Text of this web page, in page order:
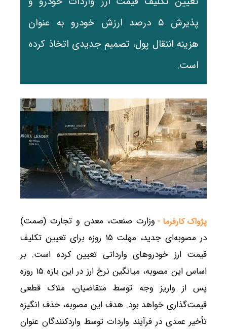
پذیرش ۵ درصد ارزش خودرو به عنوان
هزینه انتقال پول، تصمیم جدیدی اتخاذ کرده
است.
پژواک کارفرما - وزارت صنعت، معدن و تجارت (صمت)
در مصوبه‌ای جدید، مهلت ۱۵ روزه برای تعیین تکلیف
قیمت ارز خودروهای وارداتی تعیین کرده است. بر
اساس این مصوبه، میانگین نرخ ارز در این بازه ۱۵ روزه
پس از واریز وجه توسط متقاضیان، ملاک قطعی
قیمت‌گذاری خواهد بود. هدف این مصوبه، حذف انگیزه
تأخیر عمدی در فرآیند واردات توسط واردکنندگان عنوان